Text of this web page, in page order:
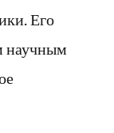
Его
научным